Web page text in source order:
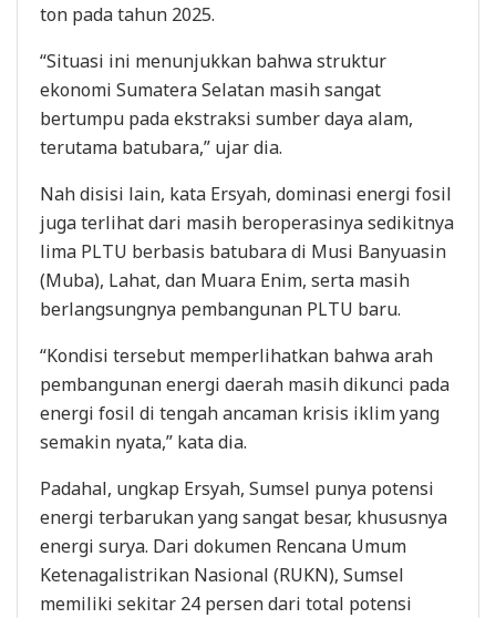
ton pada tahun 2025.
“Situasi ini menunjukkan bahwa struktur
ekonomi Sumatera Selatan masih sangat
bertumpu pada ekstraksi sumber daya alam,
terutama batubara,” ujar dia.
Nah disisi lain, kata Ersyah, dominasi energi fosil
juga terlihat dari masih beroperasinya sedikitnya
lima PLTU berbasis batubara di Musi Banyuasin
(Muba), Lahat, dan Muara Enim, serta masih
berlangsungnya pembangunan PLTU baru.
“Kondisi tersebut memperlihatkan bahwa arah
pembangunan energi daerah masih dikunci pada
energi fosil di tengah ancaman krisis iklim yang
semakin nyata,” kata dia.
Padahal, ungkap Ersyah, Sumsel punya potensi
energi terbarukan yang sangat besar, khususnya
energi surya. Dari dokumen Rencana Umum
Ketenagalistrikan Nasional (RUKN), Sumsel
memiliki sekitar 24 persen dari total potensi